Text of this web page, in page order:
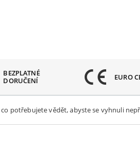
BEZPLATNÉ
DORUČENÍ
EURO
potřebujete vědět, abyste se vyhnuli